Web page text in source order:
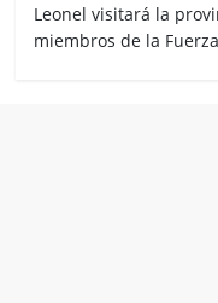
Leonel visitará la
miembros de la